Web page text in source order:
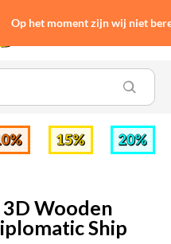
0
Wooden
Ship
Op het moment zijn wij niet